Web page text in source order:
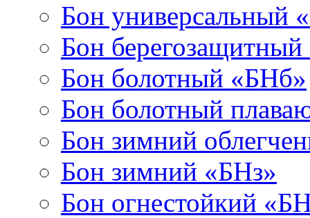
Бон универсальный
Бон
Бон болотный «БНб»
Бон болотный
Бон зимний
Бон зимний «БНз»
Бон огнестойкий